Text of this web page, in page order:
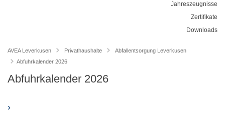
Jahreszeugnisse
Zertifikate
Downloads
AVEA Leverkusen Privathaushalte
Abfallentsorgung Leverkusen
Abfuhrkalender 2026
Abfuhrkalender 2026
›